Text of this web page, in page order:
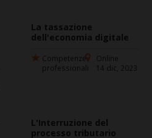
La tassazione
dell'economia digitale
Competenze
professionali
Online
14 dic, 2023
L'Interruzione del
processo tributario